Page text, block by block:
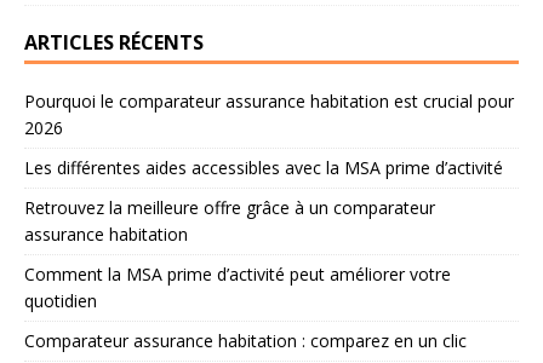
ARTICLES RÉCENTS
Pourquoi le comparateur assurance habitation est crucial pour
2026
Les différentes aides accessibles avec la MSA prime d’activité
Retrouvez la meilleure offre grâce à un comparateur
assurance habitation
Comment la MSA prime d’activité peut améliorer votre
quotidien
Comparateur assurance habitation : comparez en un clic